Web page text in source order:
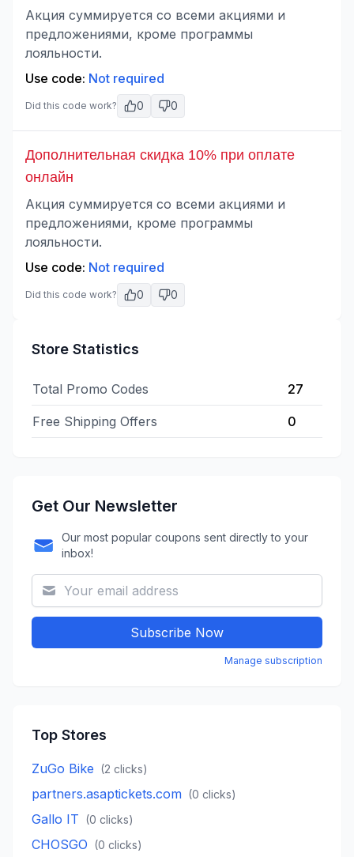
Акция суммируется со всеми акциями и
предложениями, кроме программы
лояльности.
Use code: Not required
Did this code work? 0 0
Дополнительная скидка 10% при оплате
онлайн
Акция суммируется со всеми акциями и
предложениями, кроме программы
лояльности.
Use code: Not required
Did this code work? 0 0
Store Statistics
Total Promo Codes 27
Free Shipping Offers 0
Get Our Newsletter
Our most popular coupons sent directly to your
inbox!
Subscribe Now
Manage subscription
Top Stores
ZuGo Bike (2 clicks)
partners.asaptickets.com (0 clicks)
Gallo IT (0 clicks)
CHOSGO (0 clicks)